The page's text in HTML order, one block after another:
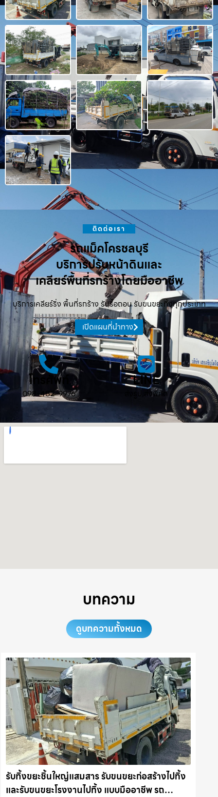
ติดต่อเรา
รถแม็คโครชลบุรี
บริการปรับหน้าดินและ
เคลียร์พื้นที่รกร้างโดยมืออาชีพ
บริการเคลียร์ริ่ง พื้นที่รกร้าง รับรื้อถอน รับขนขยะทิ้งทุกประเภท
เปิดแผนที่นำทาง
โทรศัพท์
098-482-9976
LINE
ส่งรูป ส่งพิกัด
บทความ
ดูบทความทั้งหมด
รับทิ้งขยะชิ้นใหญ่แสมสาร รับขนขยะก่อสร้างไปทิ้ง
และรับขนขยะโรงงานไปทิ้ง แบบมืออาชีพ รถ